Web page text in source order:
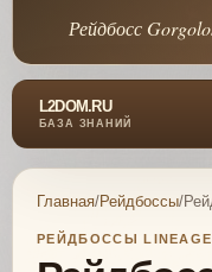
Рейдбосс
L2DOM.RU
БАЗА ЗНАНИЙ
Главная/Рейдбоссы/
РЕЙДБОССЫ